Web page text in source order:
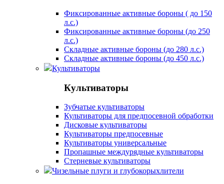
Фиксированные активные бороны ( до 150
л.с.)
Фиксированные активные бороны (до 250
л.с.)
Складные активные бороны (до 280 л.с.)
Складные активные бороны (до 450 л.с.)
Культиваторы
Культиваторы
Зубчатые культиваторы
Культиваторы для предпосевной обработки
Дисковые культиваторы
Культиваторы предпосевные
Культиваторы универсальные
Пропашные междурядные культиваторы
Стерневые культиваторы
Чизельные плуги и глубокорыхлители